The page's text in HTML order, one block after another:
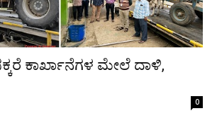
ಕಾರ್ಖಾನೆಗಳ ಮೇಲೆ ದಾಳಿ,
0